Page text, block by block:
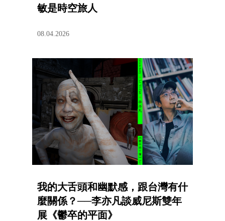
敏是時空旅人
08.04.2026
我的大舌頭和幽默感，跟台灣有什
麼關係？──李亦凡談威尼斯雙年
展《鬱卒的平面》